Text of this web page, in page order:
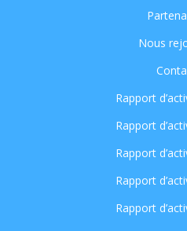
Nous
Rapport
Rapport
Rapport
Rapport
Rapport